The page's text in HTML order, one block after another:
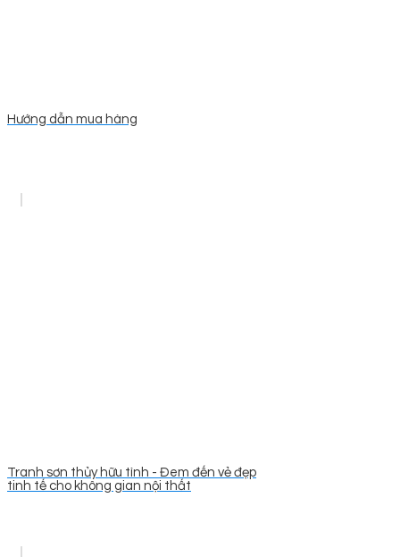
Hướng dẫn mua hàng
Tranh sơn thủy hữu tình - Đem đến vẻ đẹp
tinh tế cho không gian nội thất